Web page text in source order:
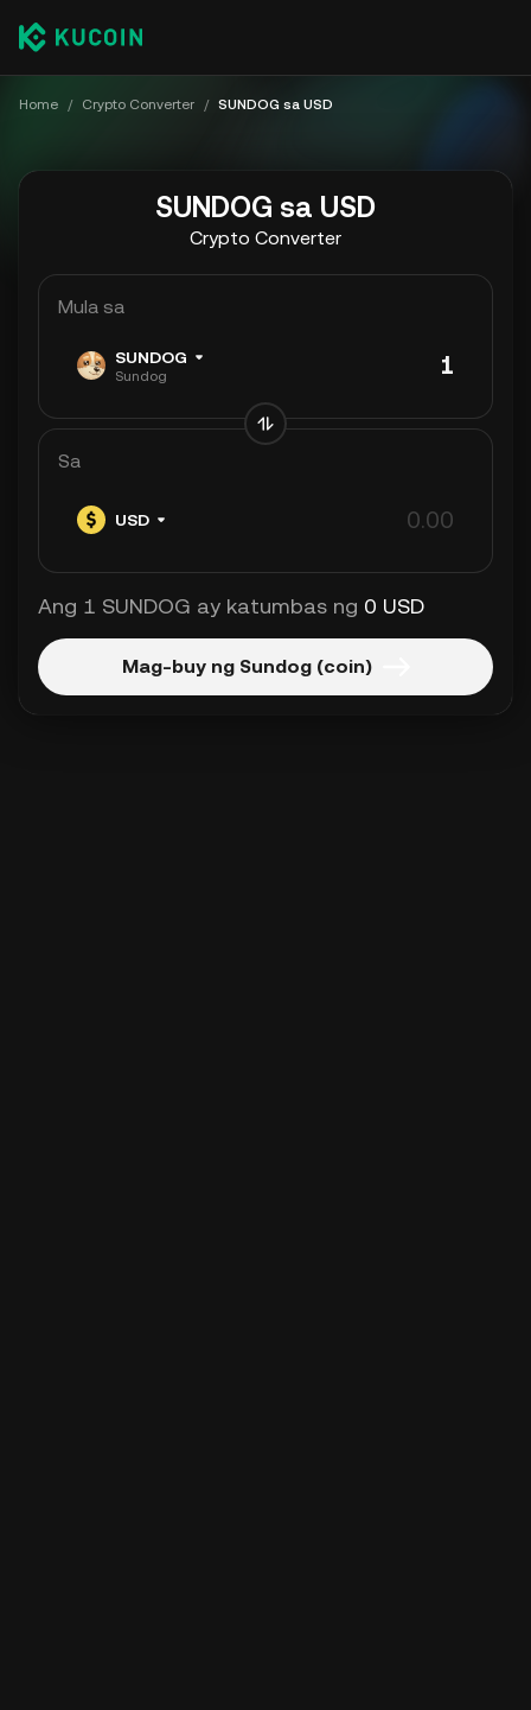
Home / Crypto Converter / SUNDOG sa USD
SUNDOG sa USD
Crypto Converter
Mula sa
SUNDOG
Sundog
Sa
USD
Ang 1 SUNDOG ay katumbas ng 0 USD
Mag-buy ng Sundog (coin)